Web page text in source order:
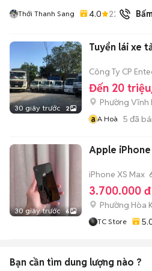
Thới Thanh Sang 4.0 22 đã bán
30 giây trước 2
Tuyển lái xe
Công Ty CP
Đến 20
Phường Vĩnh
a A Hoà 5 đã
30 giây trước 6
Apple
iPhone XS Max
3.700.000 đ
Phường Hòa
TC Store
Bạn cần tìm dung lượng nào ?